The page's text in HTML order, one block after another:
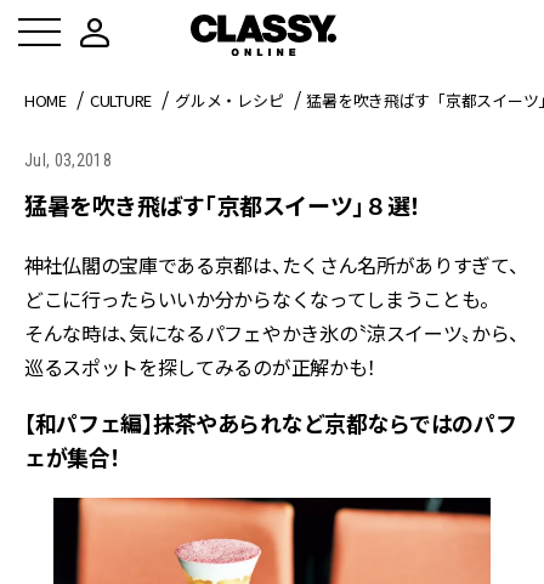
HOME CULTURE グルメ・レシピ 猛暑を吹き飛ばす「京都スイーツ
Jul, 03,2018
猛暑を吹き飛ばす「京都スイーツ」８選！
神社仏閣の宝庫である京都は、たくさん名所がありすぎて、
どこに行ったらいいか分からなくなってしまうことも。
そんな時は、気になるパフェやかき氷の〝涼スイーツ〟から、
巡るスポットを探してみるのが正解かも！
【和パフェ編】抹茶やあられなど京都ならではのパフ
ェが集合！